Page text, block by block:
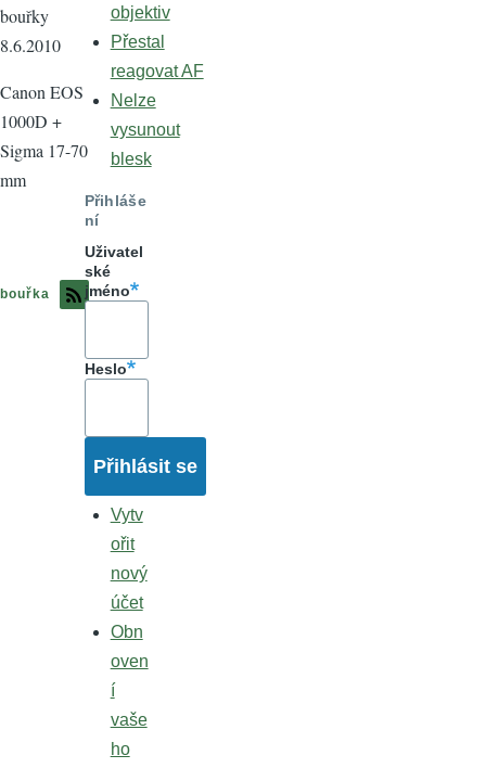
bouřky
8.6.2010
Canon EOS
1000D +
Sigma 17-70
mm
bouřka
objektiv
Přestal
reagovat AF
Nelze
vysunout
blesk
Přihláše
ní
Uživatel
ské
jméno
Heslo
Vytv
ořit
nový
účet
Obn
oven
í
vaše
ho